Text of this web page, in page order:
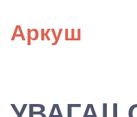
content
Аркуш